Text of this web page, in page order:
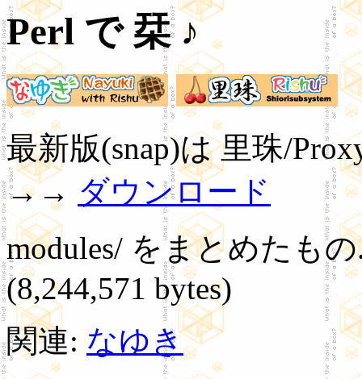
Perl で 栞 ♪
最新版(snap)は 里珠/
→→ ダウンロード
modules/ をまとめたも
(8,244,571 bytes)
関連: なゆき